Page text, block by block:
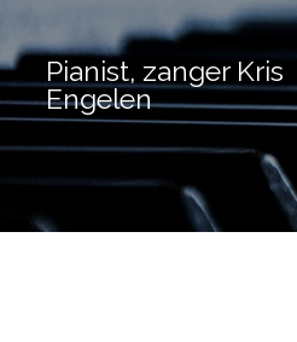
direct
naar
de
hoofdinhoud
Pianist, zanger Kris
Engelen